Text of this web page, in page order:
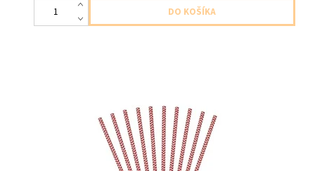
papierové slamky cervene sipky 10ks v baleni dlzka slamky